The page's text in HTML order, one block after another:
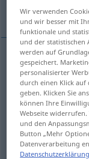
wachsam,
Beispiele
(of)
gewahr (GEN)
unterrichtet
Wir verwenden
und wir besser mit
funktionale und
und der statistischen
werden auf
gespeichert.
personalisierter
durch einen Klick auf
geben. Klicken Sie
können Ihre
Webseite
und den
Button „Mehr
Datenverarbeitung
Datenschutzerklärung